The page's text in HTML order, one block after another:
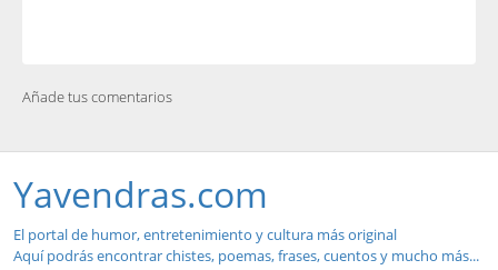
Añade tus comentarios
Yavendras.com
El portal de humor, entretenimiento y cultura más original
Aquí podrás encontrar chistes, poemas, frases, cuentos y mucho más...